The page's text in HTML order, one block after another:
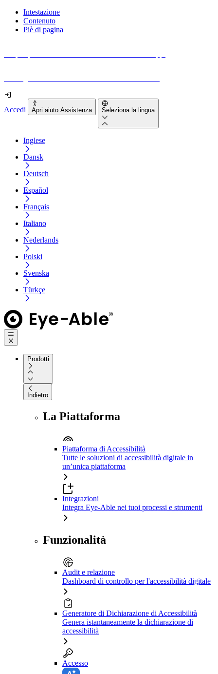
Intestazione
Contenuto
Piè di pagina
Accedi Apri aiuto Assistenza Seleziona la lingua
Inglese
Dansk
Deutsch
Español
Français
Italiano
Nederlands
Polski
Svenska
Türkçe
Prodotti
Indietro
La Piattaforma
Piattaforma di Accessibilità
Tutte le soluzioni di accessibilità digitale in
un’unica piattaforma
Integrazioni
Integra Eye-Able nei tuoi processi e strumenti
Funzionalità
Audit e relazione
Dashboard di controllo per l'accessibilità digitale
Generatore di Dichiarazione di Accessibilità
Genera istantaneamente la dichiarazione di
accessibilità
Accesso